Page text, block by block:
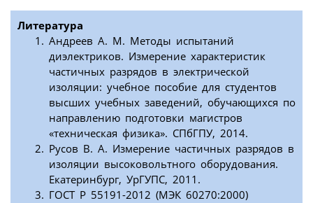
Литература
Андреев А. М. Методы испытаний
диэлектриков. Измерение характеристик
частичных разрядов в электрической
изоляции: учебное пособие для студентов
высших учебных заведений, обучающихся по
направлению подготовки магистров
«техническая физика». СПбГПУ, 2014.
Русов В. А. Измерение частичных разрядов в
изоляции высоковольтного оборудования.
Екатеринбург, УрГУПС, 2011.
ГОСТ Р 55191-2012 (МЭК 60270:2000)